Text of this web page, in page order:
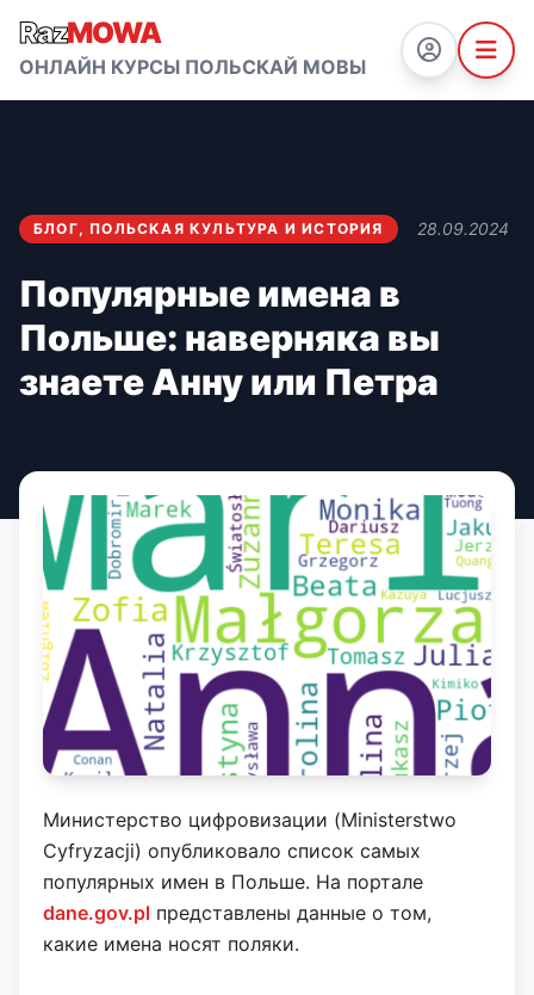
RazMOWA
ОНЛАЙН КУРСЫ ПОЛЬСКАЙ МОВЫ
БЛОГ, ПОЛЬСКАЯ КУЛЬТУРА И ИСТОРИЯ 28.09.2024
Популярные имена в
Польше: наверняка вы
знаете Анну или Петра
Министерство цифровизации (Ministerstwo
Cyfryzacji) опубликовало список самых
популярных имен в Польше. На портале
dane.gov.pl представлены данные о том,
какие имена носят поляки.